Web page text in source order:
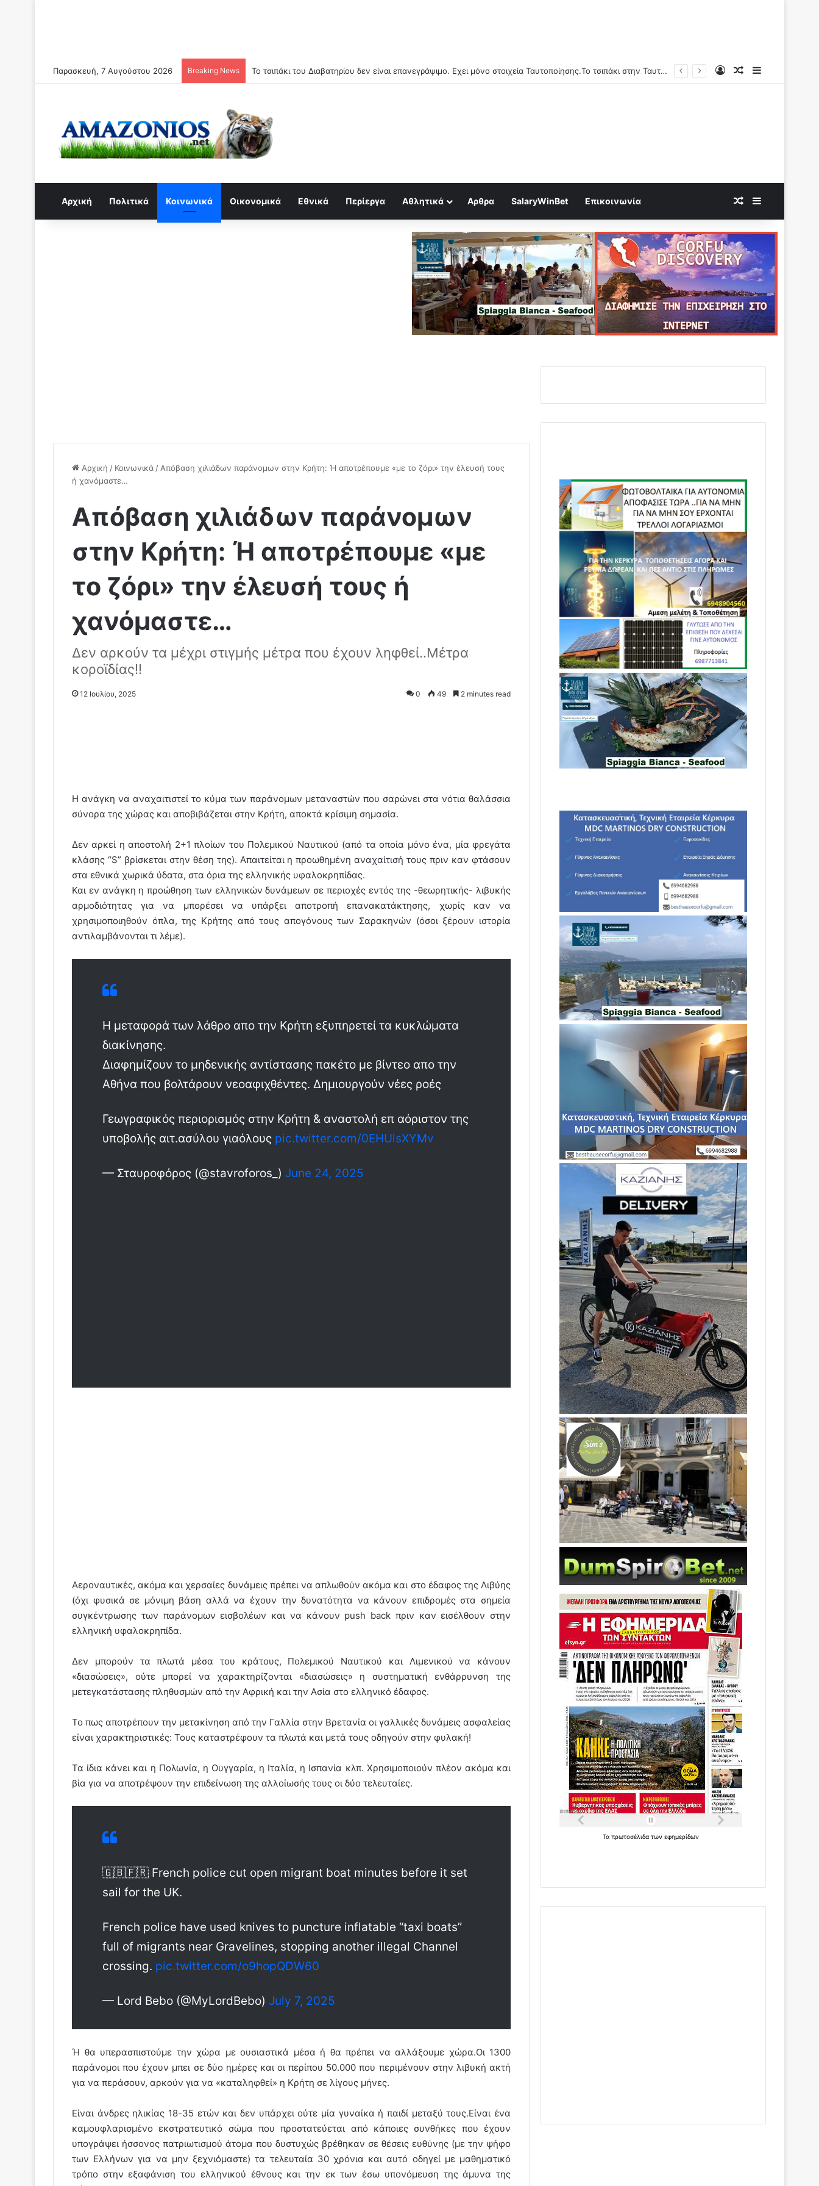
Παρασκευή, 7 Αυγούστου 2026 Breaking News Παρενέργεια εμβολίων κατά Covid-19: «1,25 δις γυναίκες θα τεκνοποιήσουν ένα είδος ανθρώπου που δεν έχει υπάρξει μέχρι στιγμής» Log InRandom Article
Αρχική Πολιτικά Κοινωνικά Οικονομικά Εθνικά Περίεργα Αθλητικά Αρθρα SalaryWinBet Επικοινωνία Random Article
Αρχική / Κοινωνικά / Απόβαση χιλιάδων παράνομων στην Κρήτη: Ή αποτρέπουμε «με το ζόρι» την έλευσή τους
ή χανόμαστε…
Απόβαση χιλιάδων παράνομων
στην Κρήτη: Ή αποτρέπουμε «με
το ζόρι» την έλευσή τους ή
χανόμαστε…
Δεν αρκούν τα μέχρι στιγμής μέτρα που έχουν ληφθεί..Μέτρα
κοροϊδίας!!
12 Ιουλίου, 2025 0 49 2 minutes read
Η ανάγκη να αναχαιτιστεί το κύμα των παράνομων μεταναστών που σαρώνει στα νότια θαλάσσια
σύνορα της χώρας και αποβιβάζεται στην Κρήτη, αποκτά κρίσιμη σημασία.
Δεν αρκεί η αποστολή 2+1 πλοίων του Πολεμικού Ναυτικού (από τα οποία μόνο ένα, μία φρεγάτα
κλάσης “S” βρίσκεται στην θέση της). Απαιτείται η προωθημένη αναχαίτισή τους πριν καν φτάσουν
στα εθνικά χωρικά ύδατα, στα όρια της ελληνικής υφαλοκρηπίδας.
Και εν ανάγκη η προώθηση των ελληνικών δυνάμεων σε περιοχές εντός της -θεωρητικής- λιβυκής
αρμοδιότητας για να μπορέσει να υπάρξει αποτροπή επανακατάκτησης, χωρίς καν να
χρησιμοποιηθούν όπλα, της Κρήτης από τους απογόνους των Σαρακηνών (όσοι ξέρουν ιστορία
αντιλαμβάνονται τι λέμε).
Η μεταφορά των λάθρο απο την Κρήτη εξυπηρετεί τα κυκλώματα
διακίνησης.
Διαφημίζουν το μηδενικής αντίστασης πακέτο με βίντεο απο την
Αθήνα που βολτάρουν νεοαφιχθέντες. Δημιουργούν νέες ροές
Γεωγραφικός περιορισμός στην Κρήτη & αναστολή επ αόριστον της
υποβολής αιτ.ασύλου γιαόλους pic.twitter.com/0EHUlsXYMv
— Σταυροφόρος (@stavroforos_) June 24, 2025
Αεροναυτικές, ακόμα και χερσαίες δυνάμεις πρέπει να απλωθούν ακόμα και στο έδαφος της Λιβύης
(όχι φυσικά σε μόνιμη βάση αλλά να έχουν την δυνατότητα να κάνουν επιδρομές στα σημεία
συγκέντρωσης των παράνομων εισβολέων και να κάνουν push back πριν καν εισέλθουν στην
ελληνική υφαλοκρηπίδα.
Δεν μπορούν τα πλωτά μέσα του κράτους, Πολεμικού Ναυτικού και Λιμενικού να κάνουν
«διασώσεις», ούτε μπορεί να χαρακτηρίζονται «διασώσεις» η συστηματική ενθάρρυνση της
μετεγκατάστασης πληθυσμών από την Αφρική και την Ασία στο ελληνικό έδαφος.
Το πως αποτρέπουν την μετακίνηση από την Γαλλία στην Βρετανία οι γαλλικές δυνάμεις ασφαλείας
είναι χαρακτηριστικές: Τους καταστρέφουν τα πλωτά και μετά τους οδηγούν στην φυλακή!
Τα ίδια κάνει και η Πολωνία, η Ουγγαρία, η Ιταλία, η Ισπανία κλπ. Χρησιμοποιούν πλέον ακόμα και
βία για να αποτρέψουν την επιδείνωση της αλλοίωσής τους οι δύο τελευταίες.
🇬🇧🇫🇷 French police cut open migrant boat minutes before it set
sail for the UK.
French police have used knives to puncture inflatable “taxi boats”
full of migrants near Gravelines, stopping another illegal Channel
crossing. pic.twitter.com/o9hopQDW60
— Lord Bebo (@MyLordBebo) July 7, 2025
Ή θα υπερασπιστούμε την χώρα με ουσιαστικά μέσα ή θα πρέπει να αλλάξουμε χώρα.Οι 1300
παράνομοι που έχουν μπει σε δύο ημέρες και οι περίπου 50.000 που περιμένουν στην λιβυκή ακτή
για να περάσουν, αρκούν για να «καταληφθεί» η Κρήτη σε λίγους μήνες.
Είναι άνδρες ηλικίας 18-35 ετών και δεν υπάρχει ούτε μία γυναίκα ή παιδί μεταξύ τους.Είναι ένα
καμουφλαρισμένο εκστρατευτικό σώμα που προστατεύεται από κάποιες συνθήκες που έχουν
υπογράψει ήσσονος πατριωτισμού άτομα που δυστυχώς βρέθηκαν σε θέσεις ευθύνης (με την ψήφο
των Ελλήνων για να μην ξεχνιόμαστε) τα τελευταία 30 χρόνια και αυτό οδηγεί με μαθηματικό
τρόπο στην εξαφάνιση του ελληνικού έθνους και την εκ των έσω υπονόμευση της άμυνα της
Ταπρωτοσέλιδατωνεφημερίδων